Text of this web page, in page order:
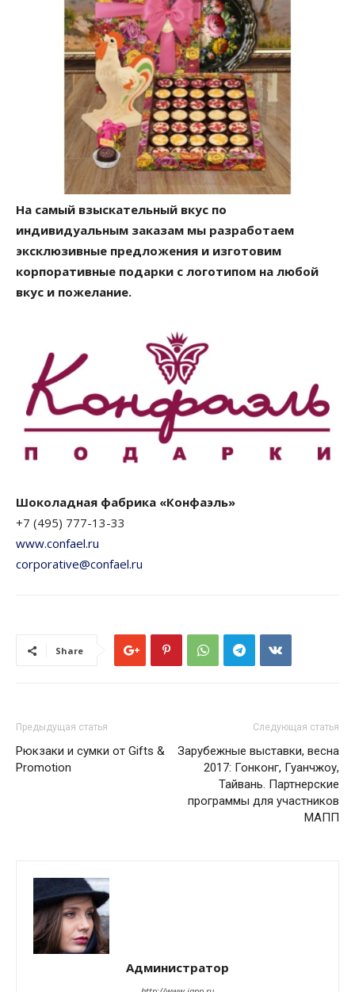
На самый взыскательный вкус по
индивидуальным заказам мы разработаем
эксклюзивные предложения и изготовим
корпоративные подарки с логотипом на любой
вкус и пожелание.
Шоколадная фабрика «Конфаэль»
+7 (495) 777-13-33
www.confael.ru
corporative@confael.ru
Share
Предыдущая статья
Рюкзаки и сумки от Gifts &
Promotion
Следующая статья
Зарубежные выставки, весна
2017: Гонконг, Гуанчжоу,
Тайвань. Партнерские
программы для участников
МАПП
Администратор